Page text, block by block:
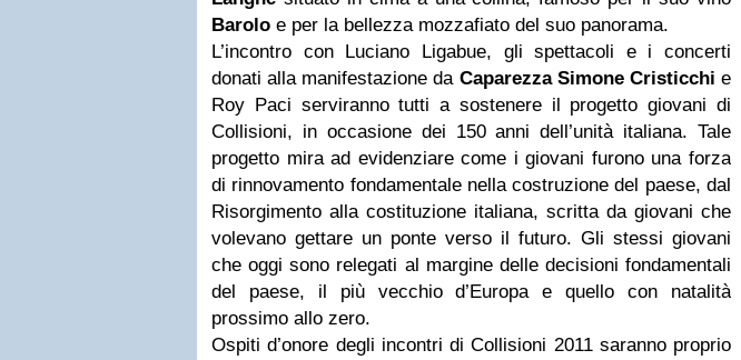
Barolo e per la bellezza mozzafiato del suo panorama.
L’incontro con Luciano Ligabue, gli spettacoli e i concerti
donati alla manifestazione da Caparezza Simone Cristicchi e
Roy Paci serviranno tutti a sostenere il progetto giovani di
Collisioni, in occasione dei 150 anni dell’unità italiana. Tale
progetto mira ad evidenziare come i giovani furono una forza
di rinnovamento fondamentale nella costruzione del paese, dal
Risorgimento alla costituzione italiana, scritta da giovani che
volevano gettare un ponte verso il futuro. Gli stessi giovani
che oggi sono relegati al margine delle decisioni fondamentali
del paese, il più vecchio d’Europa e quello con natalità
prossimo allo zero.
Ospiti d’onore degli incontri di Collisioni 2011 saranno proprio